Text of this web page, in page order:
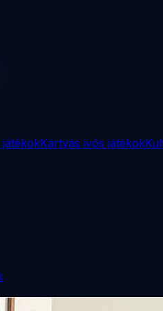
játékokKártyás ivós játékok